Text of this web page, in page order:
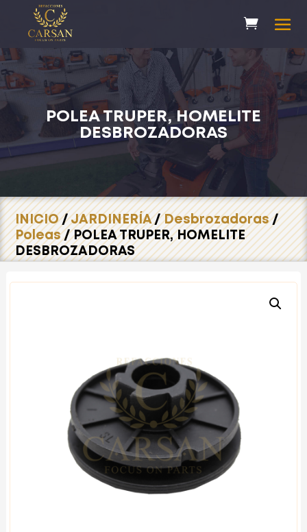
POLEA TRUPER, HOMELITE
DESBROZADORAS
INICIO/JARDINERÍA/Desbrozadoras/
Poleas/ POLEA TRUPER, HOMELITE
DESBROZADORAS